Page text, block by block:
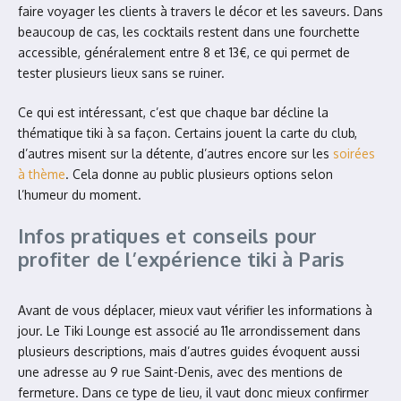
faire voyager les clients à travers le décor et les saveurs. Dans
beaucoup de cas, les cocktails restent dans une fourchette
accessible, généralement entre 8 et 13€, ce qui permet de
tester plusieurs lieux sans se ruiner.
Ce qui est intéressant, c’est que chaque bar décline la
thématique tiki à sa façon. Certains jouent la carte du club,
d’autres misent sur la détente, d’autres encore sur les soirées
à thème. Cela donne au public plusieurs options selon
l’humeur du moment.
Infos pratiques et conseils pour
profiter de l’expérience tiki à Paris
Avant de vous déplacer, mieux vaut vérifier les informations à
jour. Le Tiki Lounge est associé au 11e arrondissement dans
plusieurs descriptions, mais d’autres guides évoquent aussi
une adresse au 9 rue Saint-Denis, avec des mentions de
fermeture. Dans ce type de lieu, il vaut donc mieux confirmer